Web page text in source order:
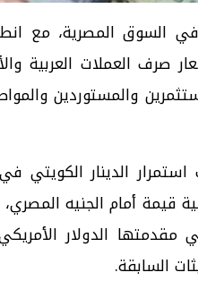
أسعار صرف العملات
والمستوردين
الدينار الكويتي
قيمة أمام الجنيه
مقدمتها الدولار
السابقة.